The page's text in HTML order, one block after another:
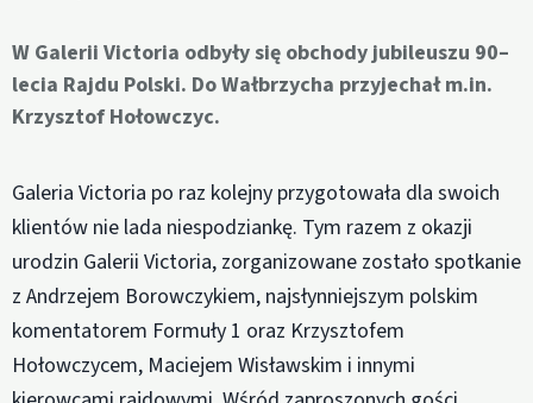
W Galerii Victoria odbyły się obchody jubileuszu 90–
lecia Rajdu Polski. Do Wałbrzycha przyjechał m.in.
Krzysztof Hołowczyc.
Galeria Victoria po raz kolejny przygotowała dla swoich
klientów nie lada niespodziankę. Tym razem z okazji
urodzin Galerii Victoria, zorganizowane zostało spotkanie
z Andrzejem Borowczykiem, najsłynniejszym polskim
komentatorem Formuły 1 oraz Krzysztofem
Hołowczycem, Maciejem Wisławskim i innymi